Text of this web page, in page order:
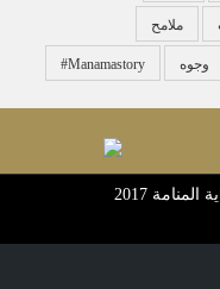
ملامح
وجوه ‏#manamastory
2017